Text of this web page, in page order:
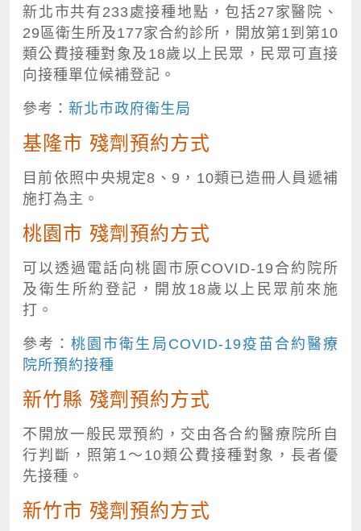
新北市共有233處接種地點，包括27家醫院、
29區衛生所及177家合約診所，開放第1到第10
類公費接種對象及18歲以上民眾，民眾可直接
向接種單位候補登記。
參考： 新北市政府衛生局
基隆市 殘劑預約方式
目前依照中央規定8、9，10類已造冊人員遞補
施打為主。
桃園市 殘劑預約方式
可以透過電話向桃園市原COVID-19合約院所
及衛生所約登記，開放18歲以上民眾前來施
打。
參考：桃園市衛生局COVID-19疫苗合約醫療
院所預約接種
新竹縣 殘劑預約方式
不開放一般民眾預約，交由各合約醫療院所自
行判斷，照第1～10類公費接種對象，長者優
先接種。
新竹市 殘劑預約方式